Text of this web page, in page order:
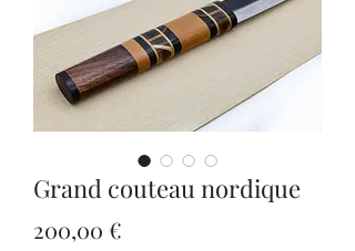
Grand couteau nordique
200,00 €